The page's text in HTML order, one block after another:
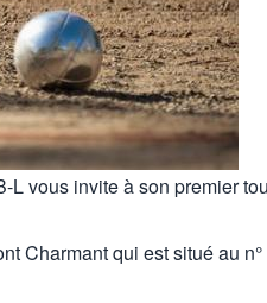
vous invite à son premier
Charmant qui est situé au